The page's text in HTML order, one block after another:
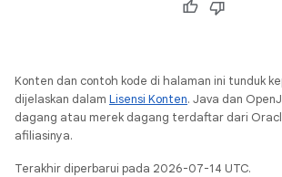
Konten dan contoh kode di halaman ini tunduk
dijelaskan dalam Lisensi Konten. Java dan
dagang atau merek dagang terdaftar dari
afiliasinya.
Terakhir diperbarui pada 2026-07-14 UTC.